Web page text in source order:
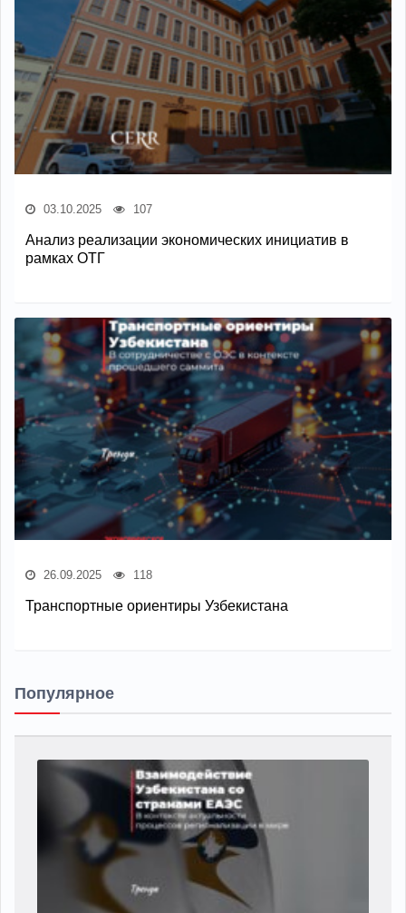
03.10.2025 107
Анализ реализации экономических инициатив в
рамках ОТГ
26.09.2025 118
Транспортные ориентиры Узбекистана
Популярное